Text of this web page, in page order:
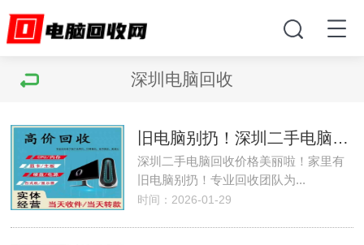
深圳电脑回收
旧电脑别扔！深圳二手电脑回收价格美丽
深圳二手电脑回收价格美丽啦！家里有
旧电脑别扔！专业回收团队为...
时间：2026-01-29